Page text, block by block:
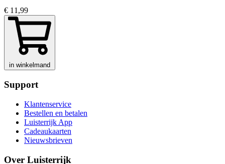
€ 11,99
in winkelmand
Support
Klantenservice
Bestellen en betalen
Luisterrijk App
Cadeaukaarten
Nieuwsbrieven
Over Luisterrijk